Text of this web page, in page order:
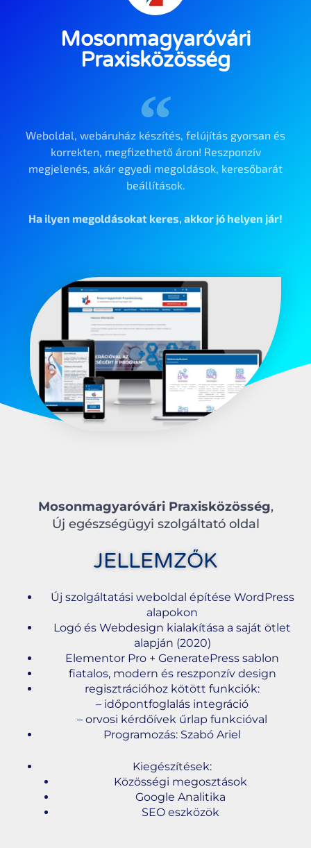
Mosonmagyaróvári
Praxisközösség
Weboldal, webáruház készítés, felújítás gyorsan és
korrekten, megfizethető áron! Reszponzív
megjelenés, akár egyedi megoldások, keresőbarát
beállítások.
Ha ilyen megoldásokat keres, akkor jó helyen jár!
Mosonmagyaróvári Praxisközösség,
Új egészségügyi szolgáltató oldal
JELLEMZŐK
Új szolgáltatási weboldal építése WordPress
alapokon
Logó és Webdesign kialakítása a saját ötlet
alapján (2020)
Elementor Pro + GeneratePress sablon
fiatalos, modern és reszponzív design
regisztrációhoz kötött funkciók:
– időpontfoglalás integráció
– orvosi kérdőívek űrlap funkcióval
Programozás: Szabó Ariel
Kiegészítések:
Közösségi megosztások
Google Analitika
SEO eszközök